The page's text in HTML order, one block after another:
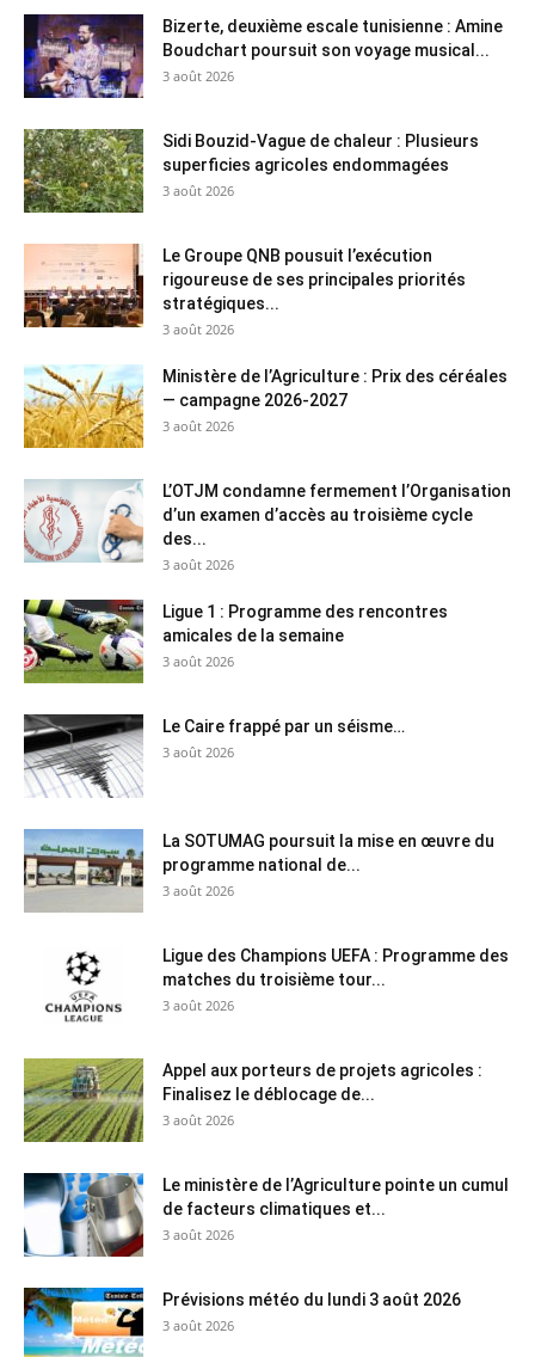
Bizerte, deuxième escale tunisienne : Amine
Boudchart poursuit son voyage musical...
3 août 2026
Sidi Bouzid-Vague de chaleur : Plusieurs
superficies agricoles endommagées
3 août 2026
Le Groupe QNB pousuit l’exécution
rigoureuse de ses principales priorités
stratégiques...
3 août 2026
Ministère de l’Agriculture : Prix des céréales
— campagne 2026-2027
3 août 2026
L’OTJM condamne fermement l’Organisation
d’un examen d’accès au troisième cycle
des...
3 août 2026
Ligue 1 : Programme des rencontres
amicales de la semaine
3 août 2026
Le Caire frappé par un séisme…
3 août 2026
La SOTUMAG poursuit la mise en œuvre du
programme national de...
3 août 2026
Ligue des Champions UEFA : Programme des
matches du troisième tour...
3 août 2026
Appel aux porteurs de projets agricoles :
Finalisez le déblocage de...
3 août 2026
Le ministère de l’Agriculture pointe un cumul
de facteurs climatiques et...
3 août 2026
Prévisions météo du lundi 3 août 2026
3 août 2026